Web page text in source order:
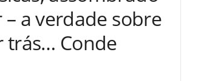
a verdade sobre
trás… Conde